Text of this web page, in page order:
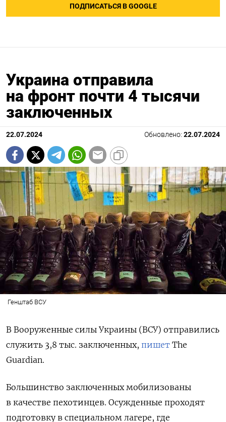
ПОДПИСАТЬСЯ В GOOGLE
Украина отправила
на фронт почти 4 тысячи
заключенных
22.07.2024 Обновлено: 22.07.2024
Генштаб ВСУ
В Вооруженные силы Украины (ВСУ) отправились
служить 3,8 тыс. заключенных, пишет The
Guardian.
Большинство заключенных мобилизованы
в качестве пехотинцев. Осужденные проходят
подготовку в специальном лагере, где